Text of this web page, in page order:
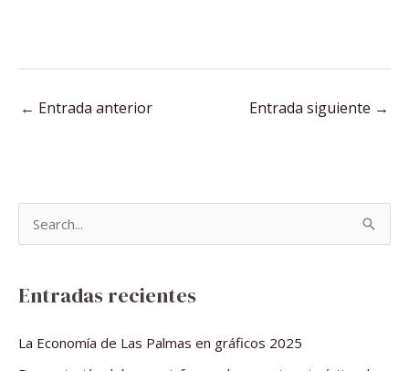
← Entrada anterior Entrada siguiente →
a
Entradas recientes
La Economía de Las Palmas en gráficos 2025